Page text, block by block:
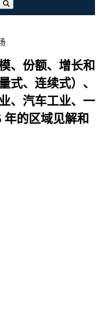
、份额、增长和
式、连续式）、
、汽车工业、一
年的区域见解和